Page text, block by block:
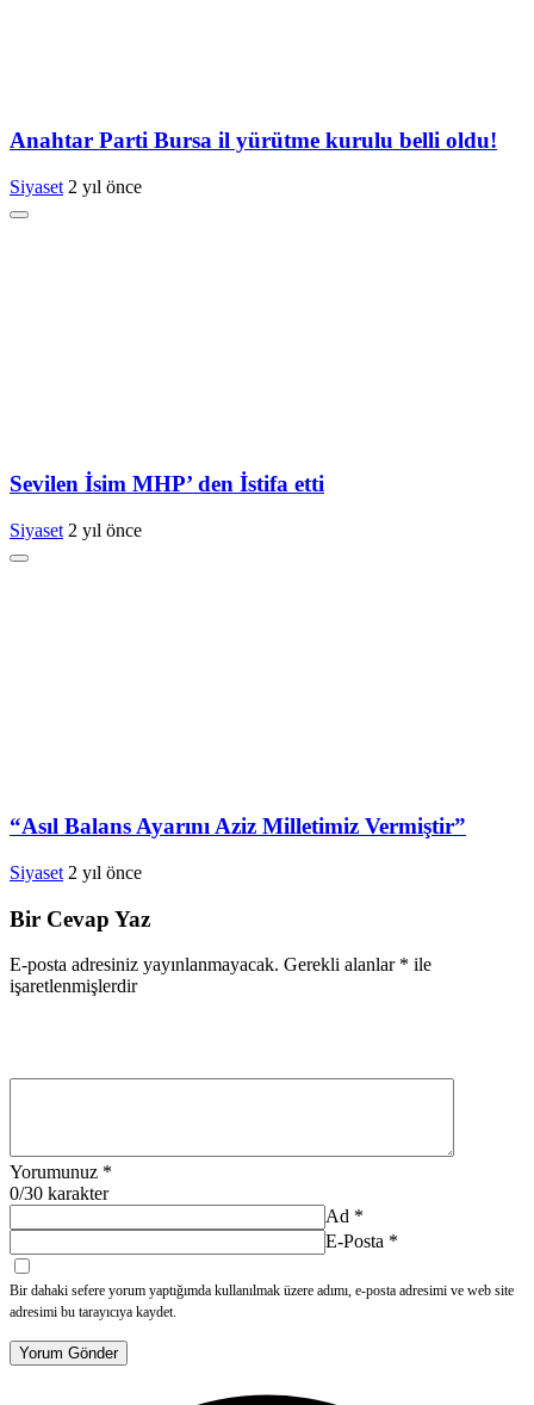
Anahtar Parti Bursa il yürütme kurulu belli oldu!
Siyaset 2 yıl önce
Sevilen İsim MHP’ den İstifa etti
Siyaset 2 yıl önce
“Asıl Balans Ayarını Aziz Milletimiz Vermiştir”
Siyaset 2 yıl önce
Bir Cevap Yaz
E-posta adresiniz yayınlanmayacak. Gerekli alanlar * ile
işaretlenmişlerdir
Yorumunuz *
0/30 karakter
Ad *
E-Posta *
Bir dahaki sefere yorum yaptığımda kullanılmak üzere adımı, e-posta adresimi ve web site
adresimi bu tarayıcıya kaydet.
Yorum Gönder